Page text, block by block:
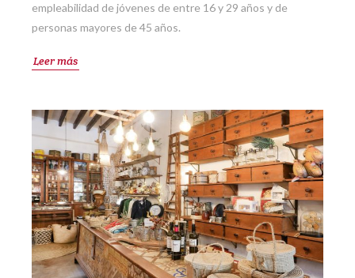
empleabilidad de jóvenes de entre 16 y 29 años y de
personas mayores de 45 años.
Leer más